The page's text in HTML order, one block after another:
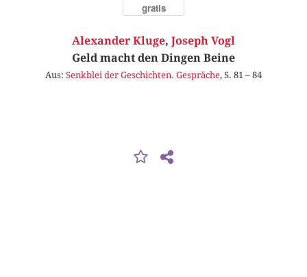
gratis
Alexander Kluge, Joseph Vogl
Geld macht den Dingen Beine
Aus: Senkblei der Geschichten. Gespräche, S. 81 – 84